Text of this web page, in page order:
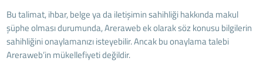
Bu talimat, ihbar, belge ya da iletişimin sahihliği hakkında makul
şüphe olması durumunda, Areraweb ek olarak söz konusu bilgilerin
sahihliğini onaylamanızı isteyebilir. Ancak bu onaylama talebi
Areraweb’in mükellefiyeti değildir.